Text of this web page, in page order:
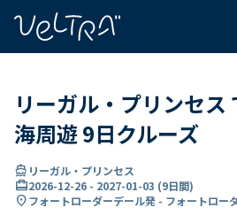
リーガル・プリンセス
海周遊 9日クルーズ
directions_boat リーガル・プリンセス
card_travel2026-12-26 - 2027-01-03 (9日間)
location_onフォートローダーデール発 - フォートロー